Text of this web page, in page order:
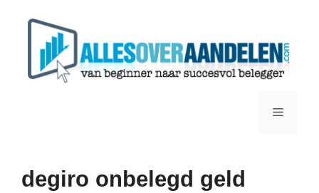
Menu
degiro onbelegd geld